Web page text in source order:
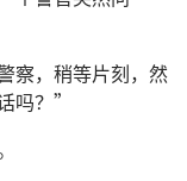
察，稍等片刻，然
吗？”